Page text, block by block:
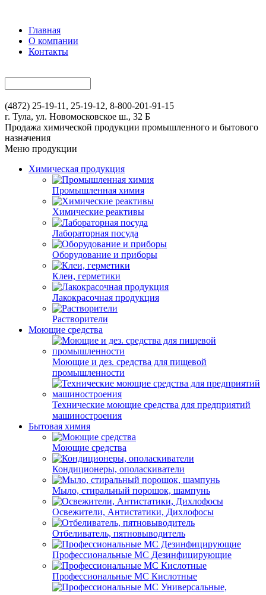
Главная
О компании
Контакты
(4872) 25-19-11, 25-19-12, 8-800-201-91-15
г. Тула, ул. Новомосковское ш., 32 Б
Продажа химической продукции промышленного и бытового
назначения
Меню продукции
Химическая продукция
Промышленная химия
Химические реактивы
Лабораторная посуда
Оборудование и приборы
Клеи, герметики
Лакокрасочная продукция
Растворители
Моющие средства
Моющие и дез. средства для пищевой
промышленности
Технические моющие средства для предприятий
машиностроения
Бытовая химия
Моющие средства
Кондиционеры, ополаскиватели
Мыло, стиральный порошок, шампунь
Освежители, Антистатики, Дихлофосы
Отбеливатель, пятновыводитель
Профессиональные МС Дезинфицирующие
Профессиональные МС Кислотные